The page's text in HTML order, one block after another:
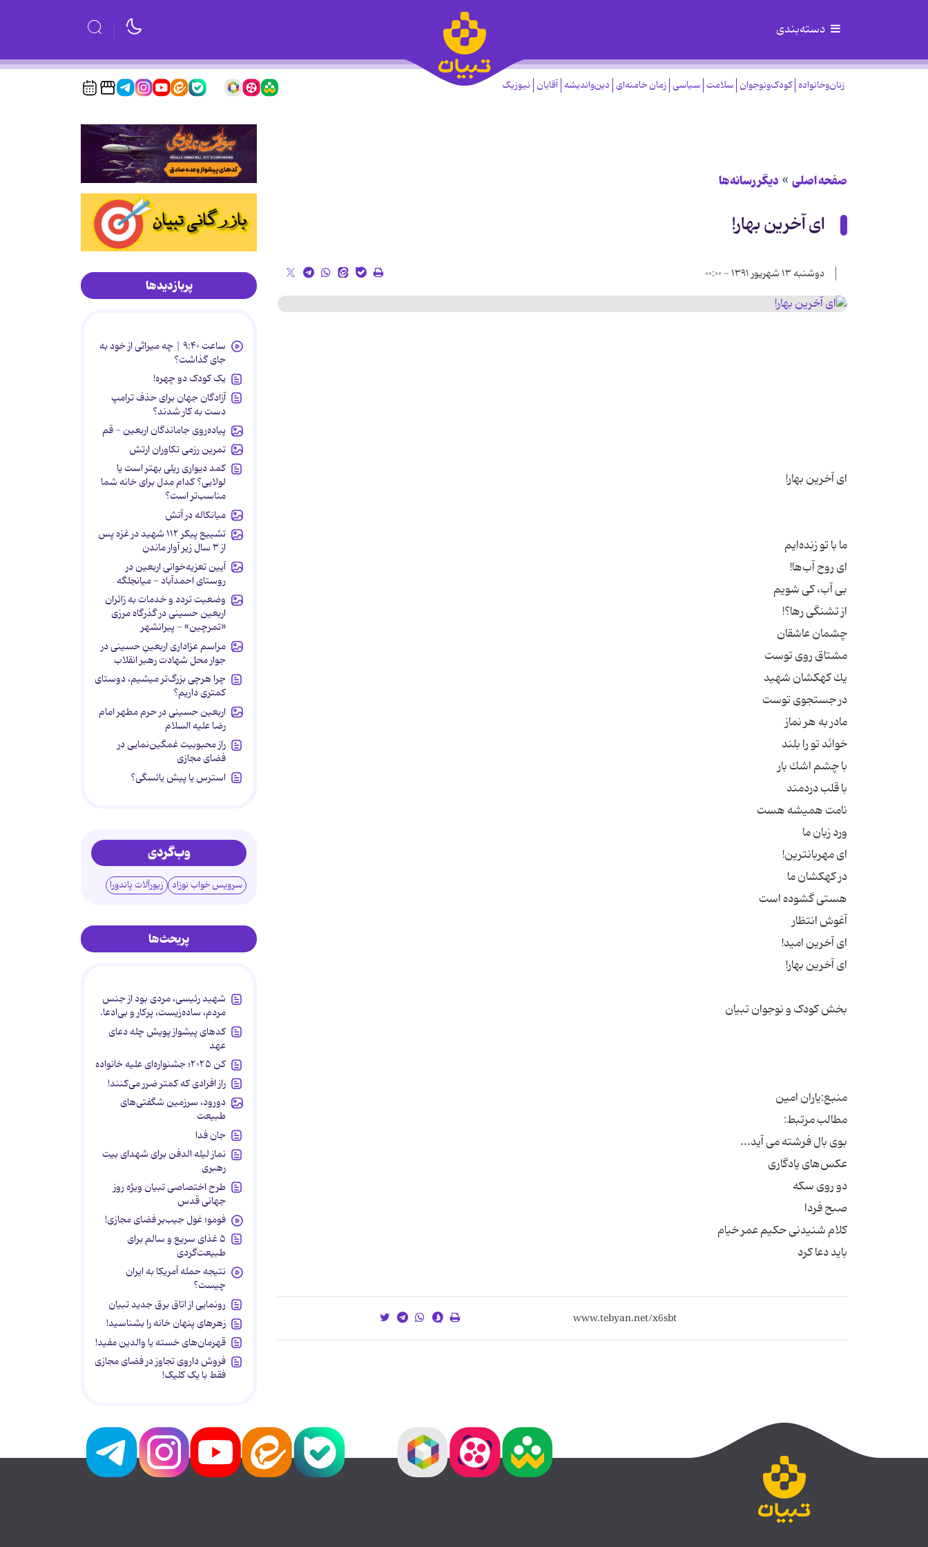
دسته‌بندی
زنان‌وخانواده کودک‌ونوجوان سلامت سیاسی زمان خامنه‌ای دین‌واندیشه آقایان نیوزیک
صفحه اصلی دیگر رسانه‌ها
ای آخرین بهار!
دوشنبه ۱۳ شهریور ۱۳۹۱ - ۰۰:۰۰
باید دعا کرد
پربازدیدها
ساعت ۹:۴۰ | چه میراثی از خود به
جای گذاشت؟
یک کودک دو چهره!
آزادگان جهان برای حذف ترامپ
دست به کار شدند؟
پیاده‌روی جاماندگان اربعین - قم
تمرین رزمی تکاوران ارتش
کمد دیواری ریلی بهتر است یا
لولایی؟ کدام مدل برای خانه شما
مناسب‌تر است؟
میانکاله در آتش
تشییع پیکر ۱۱۲ شهید در غزه پس
از ۳ سال زیر آوار ماندن
آیین تعزیه‌خوانی اربعین در
روستای احمدآباد - میانجلگه
وضعیت تردد و خدمات به زائران
اربعین حسینی در گذرگاه مرزی
«تمرچین» - پیرانشهر
مراسم عزاداری اربعینِ حسینی در
جوار محل شهادت رهبر انقلاب
چرا هرچی بزرگ‌تر میشیم، دوستای
کمتری داریم؟
اربعین حسینی در حرم مطهر امام
رضا علیه السلام
راز محبوبیت غمگین‌نمایی در
فضای مجازی
استرس یا پیش یائسگی؟
وب‌گردی
سرویس خواب نوزاد زیورآلات پاندورا
پربحث‌ها
شهید رئیسی، مردی بود از جنس
مردم، ساده‌زیست، پرکار و بی‌ادعا.
کدهای پیشواز پویش چله دعای
عهد
کن ۲۰۲۵؛ جشنواره‌ای علیه خانواده
راز افرادی که کمتر ضرر می‌کنند!
دورود، سرزمین شگفتی‌های
طبیعت
جان فدا
نماز لیله الدفن برای شهدای بیت
رهبری
طرح اختصاصی تبیان ویژه روز
جهانی قدس
فومو؛ غول جیب‌بر فضای مجازی!
۵ غذای سریع و سالم برای
طبیعت‌گردی
نتیجه حمله آمریکا به ایران
چیست؟
رونمایی از اتاق برق جدید تبیان
زهرهای پنهان خانه را بشناسید!
قهرمان‌های خسته یا والدین مفید!
فروش داروی تجاوز در فضای مجازی
فقط با یک کلیک!